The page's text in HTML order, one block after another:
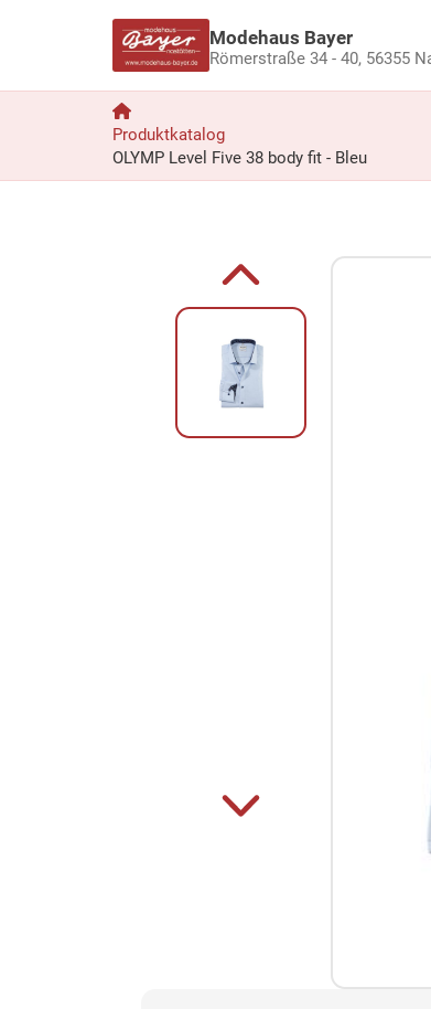
Modehaus Bayer
Römerstraße 34 - 40, 56355
Produktkatalog
OLYMP Level Five 38 body fit - Bleu
Zur Produktbeschreibung springen